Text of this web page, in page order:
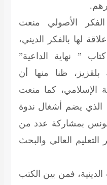
الأصولي منعت
لها بالفكر الديني،
” نهاية الداعية”
بلقزيز، ظنا منها أن
الإسلامي، كما منعت
الذي يضم أشغال ندوة
بتونس بمشاركة عدد من
التعليم العالي والبحث
فمن بين الكتب